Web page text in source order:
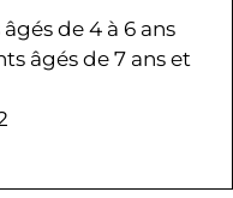
de 4 à 6 ans
âgés de 7 ans et